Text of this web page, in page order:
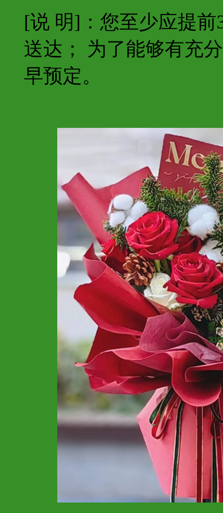
[说 明]：您至少应提
送达； 为了能够有充
早预定。